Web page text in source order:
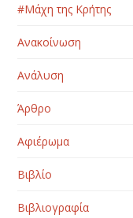
#Μάχη της Κρήτης
Ανακοίνωση
Ανάλυση
Άρθρο
Αφιέρωμα
Βιβλίο
Βιβλιογραφία